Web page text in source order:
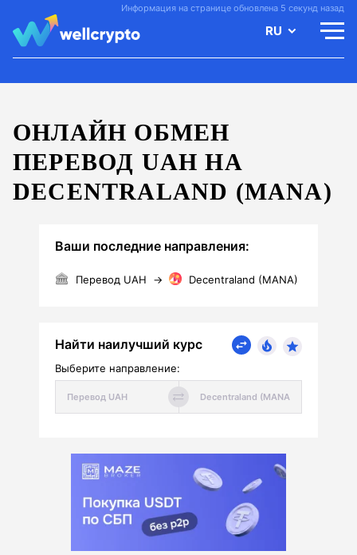
Информация на странице обновлена 5 секунд назад
RU
ОНЛАЙН ОБМЕН
ПЕРЕВОД UAH НА
DECENTRALAND (MANA)
Ваши последние направления:
Перевод UAH → Decentraland (MANA)
Найти наилучший курс
Выберите направление: